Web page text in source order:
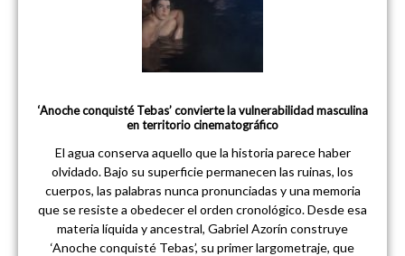
‘Anoche conquisté Tebas’ convierte la vulnerabilidad masculina
en territorio cinematográfico
El agua conserva aquello que la historia parece haber
olvidado. Bajo su superficie permanecen las ruinas, los
cuerpos, las palabras nunca pronunciadas y una memoria
que se resiste a obedecer el orden cronológico. Desde esa
materia líquida y ancestral, Gabriel Azorín construye
‘Anoche conquisté Tebas’, su primer largometraje, que